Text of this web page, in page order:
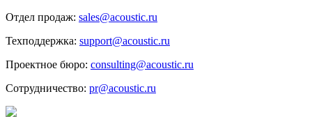
Отдел продаж: sales@acoustic.ru
Техподдержка: support@acoustic.ru
Проектное бюро: consulting@acoustic.ru
Сотрудничество: pr@acoustic.ru